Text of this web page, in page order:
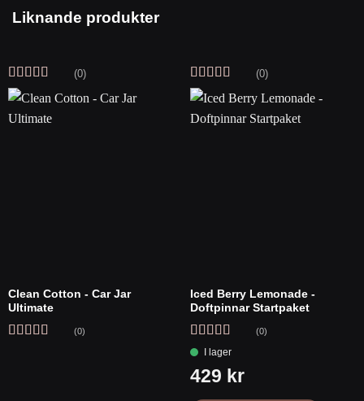
Liknande produkter
Vurdert 5av
5
(0)
Clean Cotton - Car Jar
Ultimate
(0)
Vurdert5
5
(0)
Iced Berry Lemonade -
Doftpinnar Startpaket
Vurdert
(0)